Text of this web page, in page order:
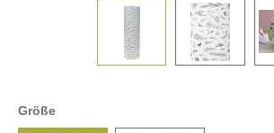
Größe